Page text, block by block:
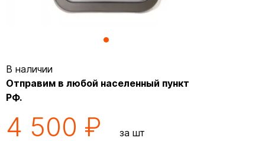
В наличии
Отправим в любой населенный пункт
РФ.
4 500 ₽ за шт